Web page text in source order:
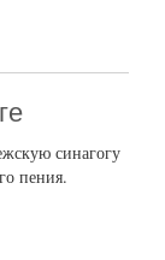
синагогу
пения.